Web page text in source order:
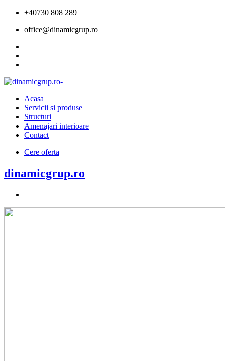
+40730 808 289
office@dinamicgrup.ro
Acasa
Servicii si produse
Structuri
Amenajari interioare
Contact
Cere oferta
dinamicgrup.ro